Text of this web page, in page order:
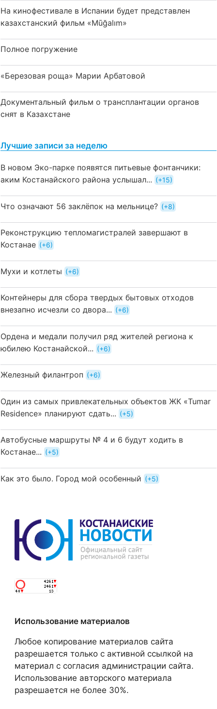
На кинофестивале в Испании будет представлен
казахстанский фильм «Mūğalım»
Полное погружение
«Березовая роща» Марии Арбатовой
Документальный фильм о трансплантации органов
снят в Казахстане
Лучшие записи за неделю
В новом Эко-парке появятся питьевые фонтанчики:
аким Костанайского района услышал...
+15
Что означают 56 заклёпок на мельнице? +8
Реконструкцию тепломагистралей завершают в
Костанае
+6
Мухи и котлеты +6
Контейнеры для сбора твердых бытовых отходов
внезапно исчезли со двора...
+6
Ордена и медали получил ряд жителей региона к
юбилею Костанайской...
+6
Железный филантроп +6
Один из самых привлекательных объектов ЖК «Tumar
Residence» планируют сдать...
+5
Автобусные маршруты № 4 и 6 будут ходить в
Костанае...
+5
Как это было. Город мой особенный +5
Использование материалов
Любое копирование материалов сайта
разрешается только с активной ссылкой на
материал с согласия администрации сайта.
Использование авторского материала
разрешается не более 30%.